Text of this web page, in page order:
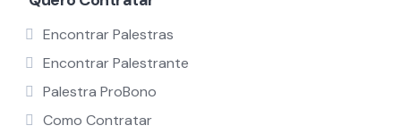
Encontrar Palestras
Encontrar Palestrante
Palestra ProBono
Como Contratar